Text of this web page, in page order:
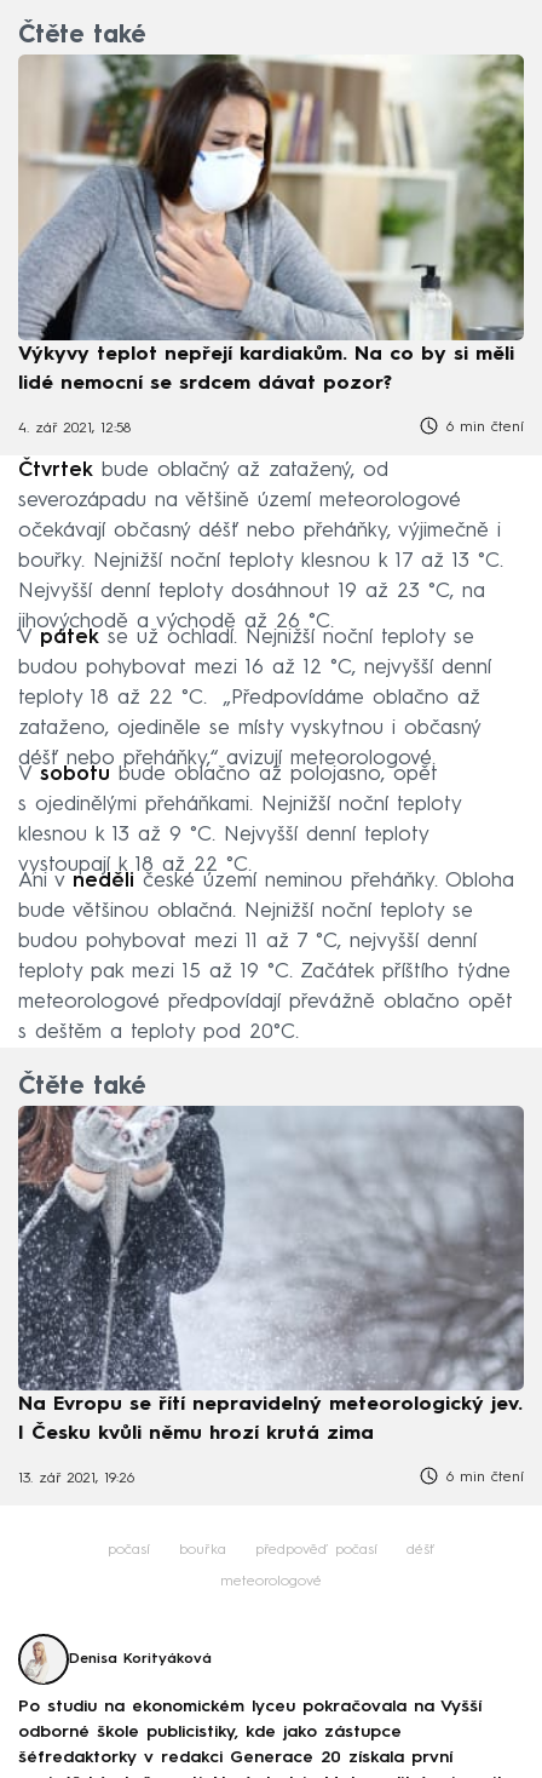
Čtěte také
Výkyvy teplot nepřejí kardiakům. Na co by si měli
lidé nemocní se srdcem dávat pozor?
4. zář 2021, 12:58 6 min čtení
Čtvrtek bude oblačný až zatažený, od
severozápadu na většině území meteorologové
očekávají občasný déšť nebo přeháňky, výjimečně i
bouřky. Nejnižší noční teploty klesnou k 17 až 13 °C.
Nejvyšší denní teploty dosáhnout 19 až 23 °C, na
jihovýchodě a východě až 26 °C.
V pátek se už ochladí. Nejnižší noční teploty se
budou pohybovat mezi 16 až 12 °C, nejvyšší denní
teploty 18 až 22 °C. „Předpovídáme oblačno až
zataženo, ojediněle se místy vyskytnou i občasný
déšť nebo přeháňky,“ avizují meteorologové.
V sobotu bude oblačno až polojasno, opět
s ojedinělými přeháňkami. Nejnižší noční teploty
klesnou k 13 až 9 °C. Nejvyšší denní teploty
vystoupají k 18 až 22 °C.
Ani v neděli české území neminou přeháňky. Obloha
bude většinou oblačná. Nejnižší noční teploty se
budou pohybovat mezi 11 až 7 °C, nejvyšší denní
teploty pak mezi 15 až 19 °C. Začátek příštího týdne
meteorologové předpovídají převážně oblačno opět
s deštěm a teploty pod 20°C.
Čtěte také
Na Evropu se řítí nepravidelný meteorologický jev.
I Česku kvůli němu hrozí krutá zima
13. zář 2021, 19:26 6 min čtení
počasí bouřka předpověď počasí déšť
meteorologové
Denisa Korityáková
Po studiu na ekonomickém lyceu pokračovala na Vyšší
odborné škole publicistiky, kde jako zástupce
šéfredaktorky v redakci Generace 20 získala první